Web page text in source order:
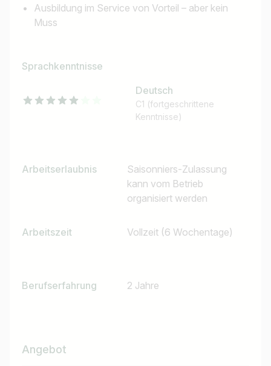
Ausbildung im Service von Vorteil – aber kein
Muss
Sprachkenntnisse
Deutsch
C1 (fortgeschrittene
Kenntnisse)
Arbeitserlaubnis
Saisonniers-Zulassung
kann vom Betrieb
organisiert werden
Arbeitszeit Vollzeit (6 Wochentage)
Berufserfahrung 2 Jahre
Angebot
Jobtitel
Land / Bundesland